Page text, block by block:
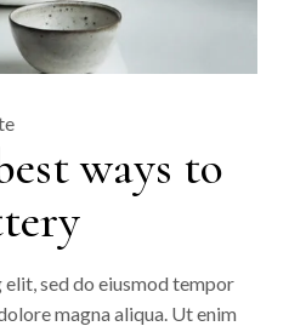
ways to
sed do eiusmod tempor
magna aliqua. Ut enim